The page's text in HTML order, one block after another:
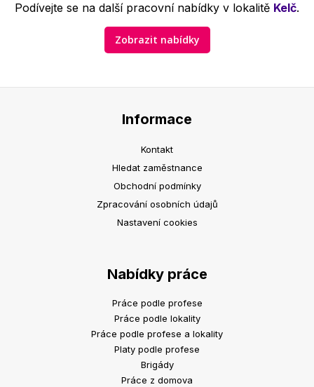
Podívejte se na další pracovní nabídky v lokalitě Kelč.
Zobrazit nabídky
Informace
Kontakt
Hledat zaměstnance
Obchodní podmínky
Zpracování osobních údajů
Nastavení cookies
Nabídky práce
Práce podle profese
Práce podle lokality
Práce podle profese a lokality
Platy podle profese
Brigády
Práce z domova